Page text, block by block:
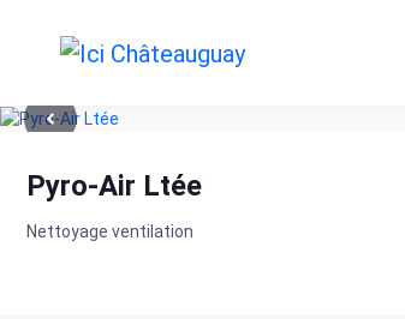
content
Pyro-Air Ltée
Nettoyage ventilation